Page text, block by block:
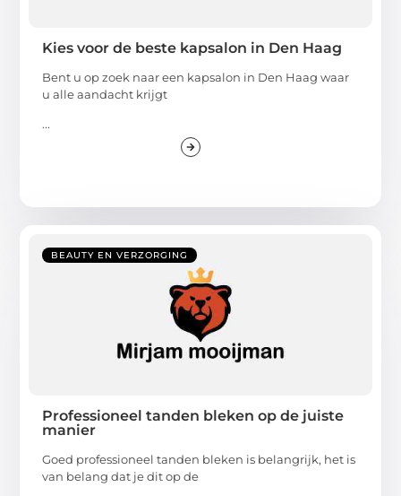
Kies voor de beste kapsalon in Den Haag
Bent u op zoek naar een kapsalon in Den Haag waar
u alle aandacht krijgt
...
BEAUTY EN VERZORGING
Professioneel tanden bleken op de juiste
manier
Goed professioneel tanden bleken is belangrijk, het is
van belang dat je dit op de